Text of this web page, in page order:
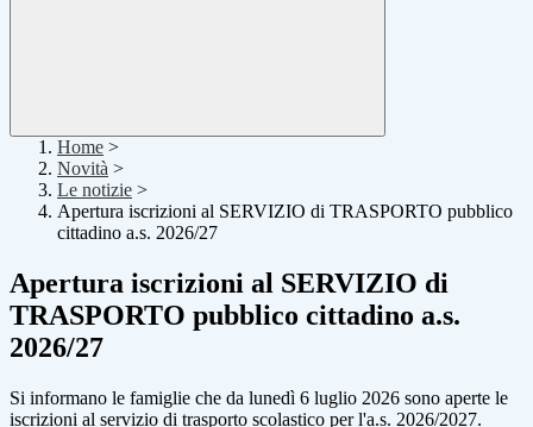
Home >
Novità >
Le notizie >
Apertura iscrizioni al SERVIZIO di TRASPORTO pubblico
cittadino a.s. 2026/27
Apertura iscrizioni al SERVIZIO di
TRASPORTO pubblico cittadino a.s.
2026/27
Si informano le famiglie che da lunedì 6 luglio 2026 sono aperte le
iscrizioni al servizio di trasporto scolastico per l'a.s. 2026/2027.